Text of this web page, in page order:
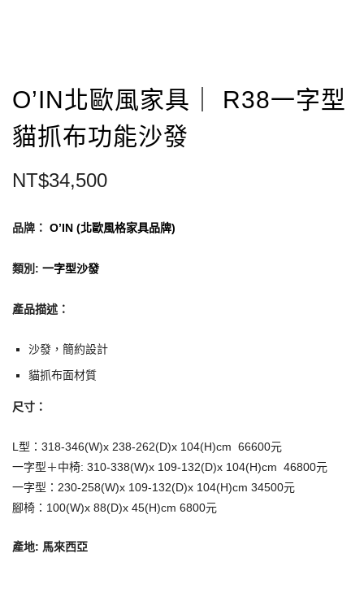
O’IN北歐風家具｜ R38一字型
貓抓布功能沙發
NT$34,500
品牌： O’IN (北歐風格家具品牌)
類別 : 一字型沙發
產品描述：
沙發，簡約設計
貓抓布面材質
尺寸：
L型：318-346(W)x 238-262(D)x 104(H)cm 66600元
一字型＋中椅: 310-338(W)x 109-132(D)x 104(H)cm 46800元
一字型：230-258(W)x 109-132(D)x 104(H)cm 34500元
腳椅：100(W)x 88(D)x 45(H)cm 6800元
產地: 馬來西亞